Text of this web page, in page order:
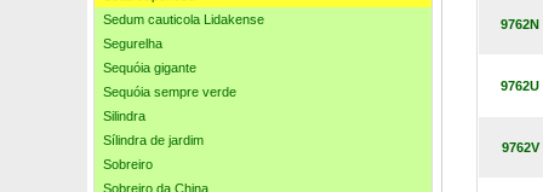
Sedum cauticola Lidakense
Segurelha
Sequóia gigante
Sequóia sempre verde
Silindra
Sílindra de jardim
Sobreiro
Sobreiro da China
9762N
9762U
9762V